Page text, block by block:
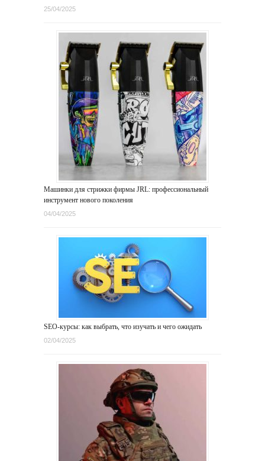
25/04/2025
Машинки для стрижки фирмы JRL: профессиональный
инструмент нового поколения
04/04/2025
SEO-курсы: как выбрать, что изучать и чего ожидать
02/04/2025